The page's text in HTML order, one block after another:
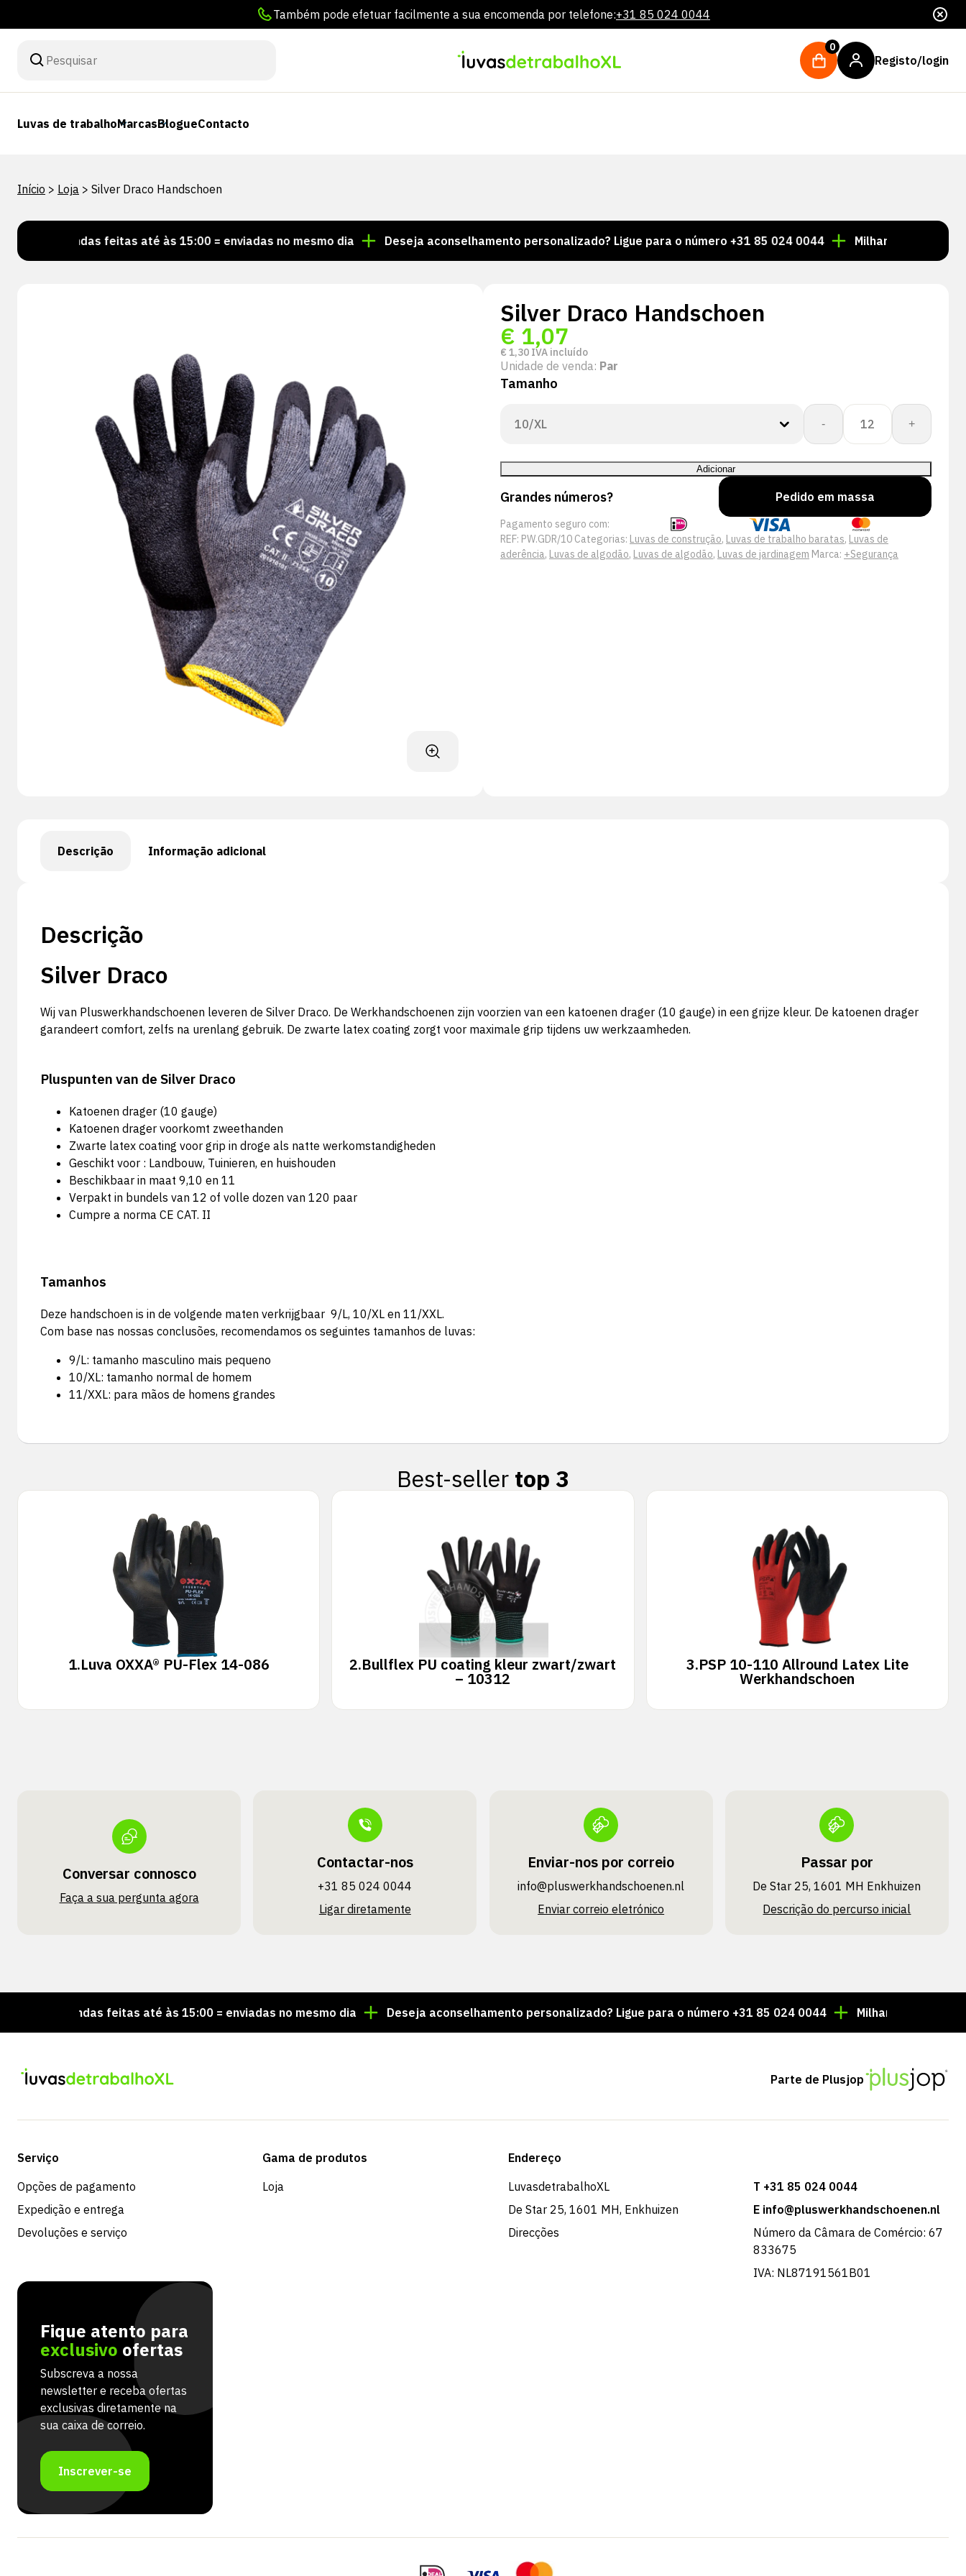
Também pode efetuar facilmente a sua encomenda por telefone:+31 85 024 0044
0
Registo/login
Luvas de trabalhoMarcasBlogueContacto
Início > Loja > Silver Draco Handschoen
feitas até às 15:00 = enviadas no mesmo dia Deseja aconselhamento personalizado? Ligue para o número +31 85 024 0044 Milhares de artigos sempre
Silver Draco Handschoen
€ 1,07
€ 1,30 IVA incluído
Unidade de venda: Par
Tamanho
-
Quantidade
Silver
Draco
Handschoen
+
Adicionar
Grandes números? Pedido em massa
Pagamento seguro com:
REF: PW.GDR/10 Categorias: Luvas de construção, Luvas de trabalho baratas, Luvas de
aderência, Luvas de algodão, Luvas de algodão, Luvas de jardinagem Marca: +Segurança
Descrição Informação adicional
Descrição
Silver Draco
Wij van Pluswerkhandschoenen leveren de Silver Draco. De Werkhandschoenen zijn voorzien van een katoenen drager (10 gauge) in een grijze kleur. De katoenen drager
garandeert comfort, zelfs na urenlang gebruik. De zwarte latex coating zorgt voor maximale grip tijdens uw werkzaamheden.
Pluspunten van de Silver Draco
Katoenen drager (10 gauge)
Katoenen drager voorkomt zweethanden
Zwarte latex coating voor grip in droge als natte werkomstandigheden
Geschikt voor : Landbouw, Tuinieren, en huishouden
Beschikbaar in maat 9,10 en 11
Verpakt in bundels van 12 of volle dozen van 120 paar
Cumpre a norma CE CAT. II
Tamanhos
Deze handschoen is in de volgende maten verkrijgbaar 9/L, 10/XL en 11/XXL.
Com base nas nossas conclusões, recomendamos os seguintes tamanhos de luvas:
9/L: tamanho masculino mais pequeno
10/XL: tamanho normal de homem
11/XXL: para mãos de homens grandes
Best-seller top 3
1.Luva OXXA® PU-Flex 14-086 2.Bullflex PU coating kleur zwart/zwart
– 10312
3.PSP 10-110 Allround Latex Lite
Werkhandschoen
Conversar connosco
Faça a sua pergunta agora
Contactar-nos
+31 85 024 0044
Ligar diretamente
Enviar-nos por correio
info@pluswerk­handschoenen.nl
Enviar correio eletrónico
Passar por
De Star 25, 1601 MH Enkhuizen
Descrição do percurso inicial
feitas até às 15:00 = enviadas no mesmo dia Deseja aconselhamento personalizado? Ligue para o número +31 85 024 0044 Milhares de artigos sempre
Parte de Plusjop
Serviço
Opções de pagamento
Expedição e entrega
Devoluções e serviço
Gama de produtos
Loja
Endereço
LuvasdetrabalhoXL
De Star 25, 1601 MH, Enkhuizen
Direcções
T +31 85 024 0044
E info@pluswerkhandschoenen.nl
Número da Câmara de Comércio: 67
833675
IVA: NL87191561B01
Fique atento para
exclusivo ofertas
Subscreva a nossa
newsletter e receba ofertas
exclusivas diretamente na
sua caixa de correio.
Inscrever-se